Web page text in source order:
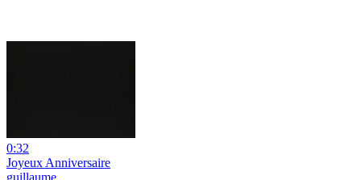
0:32
Joyeux Anniversaire